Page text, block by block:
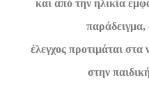
και από την ηλικία
παράδειγμα,
έλεγχος προτιμάται
στην